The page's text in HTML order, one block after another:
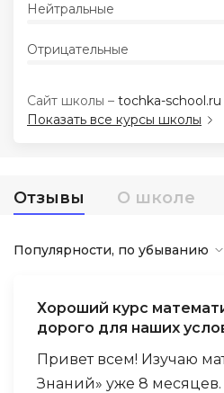
Нейтральные
Отрицательные
Показать все курсы школы
Отзывы О школе
Сайт школы – tochka-school.ru
Популярности, по убыванию
Хороший курс
дорого для наших
Привет всем! Изучаю
Знаний» уже 8 месяцев.
Иностранные языки
Soft Skills
ДПО
Акции и промокоды